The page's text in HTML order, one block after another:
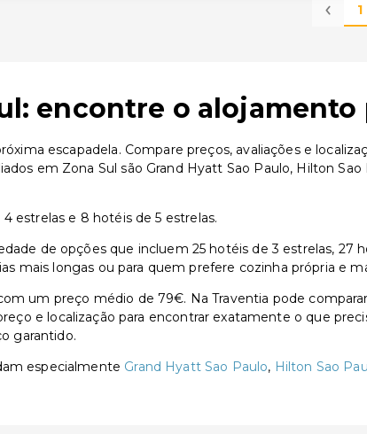
1
encontre o
escapadela. Compare preços, avaliações e
em Zona Sul são Grand Hyatt Sao Paulo, Hilton
estrelas e 8 hotéis de 5 estrelas.
de opções que incluem 25 hotéis de 3 estrelas, 27
mais longas ou para quem prefere cozinha própria e
um preço médio de 79€. Na Traventia pode
e localização para encontrar exatamente o que
garantido.
especialmente Grand Hyatt Sao Paulo, Hilton Sao